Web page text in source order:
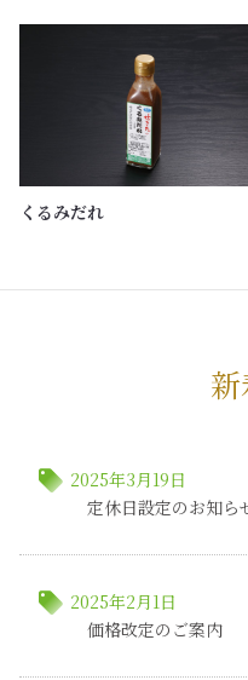
くるみだれ
local_offer 2025年3月19日
定休日設定のお知ら
local_offer 2025年2月1日
価格改定のご案内